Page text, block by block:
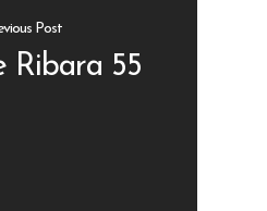
Post
Ribara 55